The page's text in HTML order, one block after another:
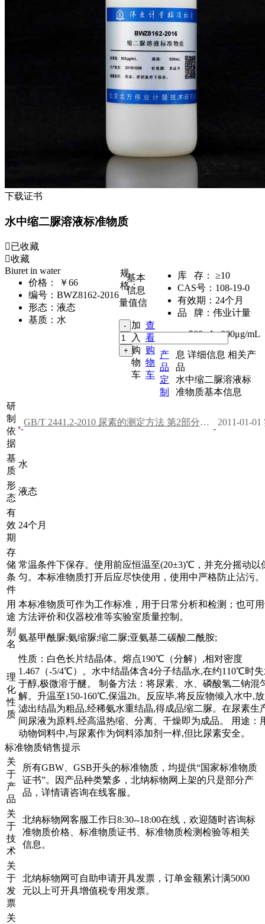
下载证书
水中缩二脲溶液标准物质
已收藏
收藏
Biuret in water
价格：
￥66
编号： BWZ8162-2016
形态： 液态
基质： 水
库 存：
≥10
CAS号： 108-19-0
有效期： 24个月
品 牌： 伟业计量
规
格：
500mL,800μg/mL
加
入
购
物
车
查
看
购
物
车
产
品
定
制
基本
信息
量值信
息 详细信息 相关产
品
水中缩二脲溶液标
准物质基本信息
研
制
依
据
GB/T 2441.2-2010 尿素的测定方法 第2部分：缩二脲含量 分光光度法 2011-01-01
基
质
水
形
态
液态
有
效
期
24个月
存
储
条
件
常温条件下保存。使用前应恒温至(20±3)℃，并充分摇动以
匀。本标准物质打开后应尽快使用，使用中严格防止沾污。
用
途
本标准物质可作为工作标准，用于日常分析和检测；也可
方法评价和仪器校准等实验室质量控制。
别
名
氨基甲酰脲;氨缩脲;缩二脲;亚氨基二碳酸二酰胺;
理
化
性
质
性质：白色长片结晶体。熔点190℃（分解）,相对密度
1.467（-5/4℃）。水中结晶体含4分子结晶水,在约110℃时
于醇,极微溶于醚。 制备方法：将尿素、水、磷酸氢二钠混
解。升温至150-160℃,保温2h。反应毕,将反应物倾入水中,
滤出结晶为粗品,经稀氨水重结晶,得成品缩二脲。在尿素生
间尿液为原料,经高温热缩、分离、干燥即为成品。 用途：
动物饲料中,与尿素作为饲料添加剂一样,但比尿素安全。
标准物质销售提示
关
于
产
品
所有GBW、GSB开头的标准物质，均提供“国家标准物质
证书”。因产品种类繁多，北纳标物网上架的只是部分产
品，详情请咨询在线客服。
关
于
技
术
北纳标物网客服工作日8:30--18:00在线，欢迎随时咨询标
准物质价格、标准物质证书、标准物质检测检验等相关
信息。
关
于
发
票
北纳标物网可自助申请开具发票，订单金额累计满5000
元以上可开具增值税专用发票。
关